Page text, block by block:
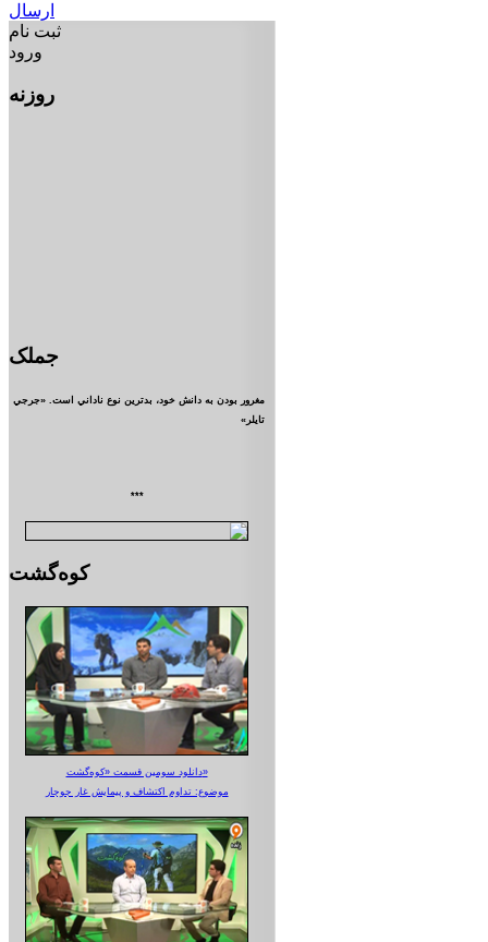
ارسال
ثبت نام
ورود
روزنه
جملک
مغرور بودن به دانش خود، بدترين نوع ناداني است. «جرجي
تايلر»
***
کوه‌گشت
دانلود سومین قسمت «کوه‌گشت»
موضوع: تداوم اکتشاف و پیمایش غار جوجار